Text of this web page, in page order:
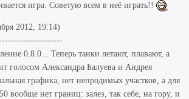
игра. Советую всем в неё играть!!
2012, 19:14)
0.8.0... Теперь танки летают, плавают, а
голосом Александра Балуева и Андрея
графика, нет непродимых участков, а для
вообще нет границ: залез, так себе, на гору, и